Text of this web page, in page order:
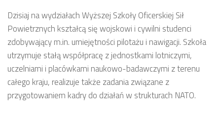
Dzisiaj na wydziałach Wyższej Szkoły Oficerskiej Sił
Powietrznych kształcą się wojskowi i cywilni studenci
zdobywający m.in. umiejętności pilotażu i nawigacji. Szkoła
utrzymuje stałą współpracę z jednostkami lotniczymi,
uczelniami i placówkami naukowo-badawczymi z terenu
całego kraju, realizuje także zadania związane z
przygotowaniem kadry do działań w strukturach NATO.